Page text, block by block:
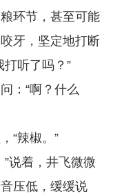
环节，甚至可能
牙，坚定地打断
听了吗？”
：“啊？什么
“辣椒。”
说着，井飞微微
压低，缓缓说